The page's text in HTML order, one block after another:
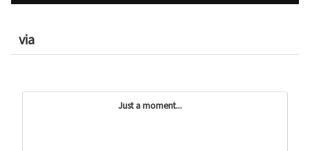
via
Just a moment...